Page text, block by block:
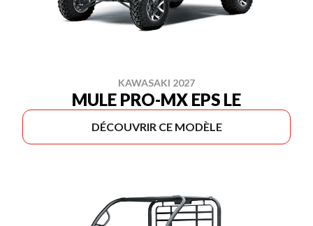
KAWASAKI 2027
MULE PRO-MX EPS LE
DÉCOUVRIR CE MODÈLE